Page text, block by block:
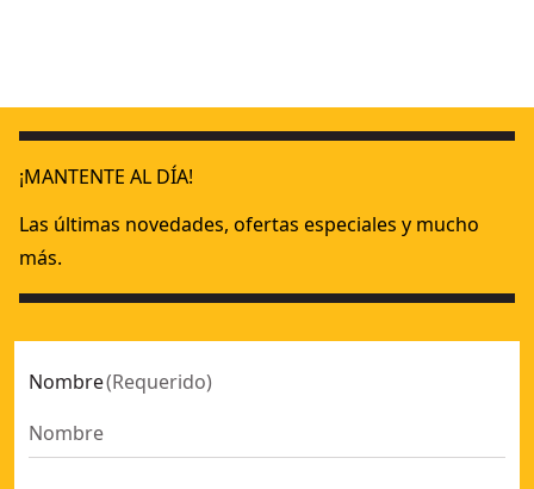
¡MANTENTE AL DÍA!
Las últimas novedades, ofertas especiales y mucho
más.
Nombre(Requerido)